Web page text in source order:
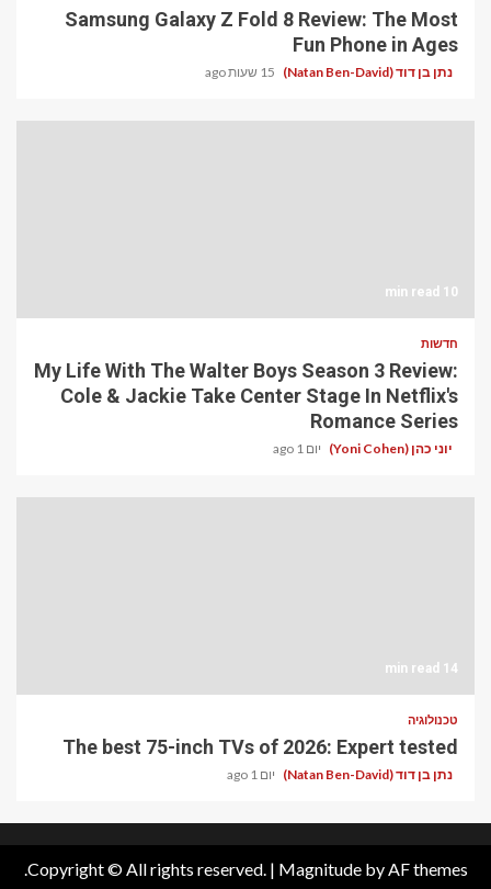
Samsung Galaxy Z Fold 8 Review: The Most
Fun Phone in Ages
נתן בן דוד (Natan Ben-David) 15 שעות ago
10 min read
חדשות
My Life With The Walter Boys Season 3 Review:
Cole & Jackie Take Center Stage In Netflix's
Romance Series
יוני כהן (Yoni Cohen) יום 1 ago
14 min read
טכנולוגיה
The best 75-inch TVs of 2026: Expert tested
נתן בן דוד (Natan Ben-David) יום 1 ago
Copyright © All rights reserved. | Magnitudeby AF themes.